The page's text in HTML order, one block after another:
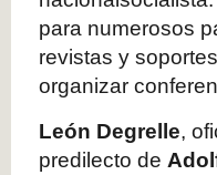
para numerosos
revistas y
organizar
León Degrelle,
predilecto de